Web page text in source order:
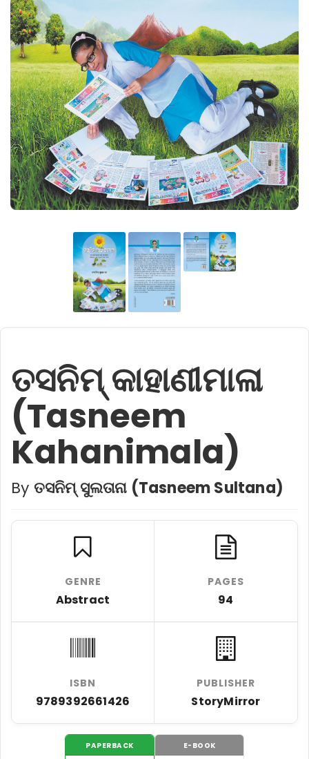
ତସନିମ୍ କାହାଣୀମାଳା
(Tasneem
Kahanimala)
By ତସନିମ୍ ସୁଲତାନା (Tasneem Sultana)
GENRE
Abstract
PAGES
94
ISBN
9789392661426
PUBLISHER
StoryMirror
PAPERBACK E-BOOK